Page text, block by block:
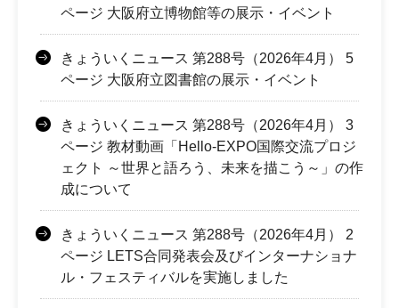
ページ 大阪府立博物館等の展示・イベント
きょういくニュース 第288号（2026年4月） 5
ページ 大阪府立図書館の展示・イベント
きょういくニュース 第288号（2026年4月） 3
ページ 教材動画「Hello-EXPO国際交流プロジ
ェクト ～世界と語ろう、未来を描こう～」の作
成について
きょういくニュース 第288号（2026年4月） 2
ページ LETS合同発表会及びインターナショナ
ル・フェスティバルを実施しました